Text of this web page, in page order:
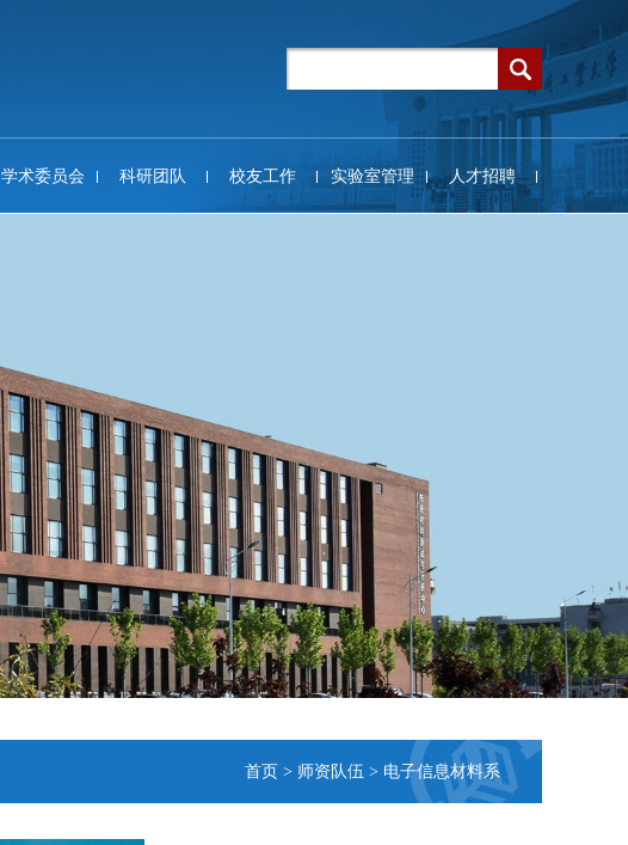
学术委员会 科研团队 校友工作 实验室管理 人才招聘
首页 > 师资队伍 > 电子信息材料系